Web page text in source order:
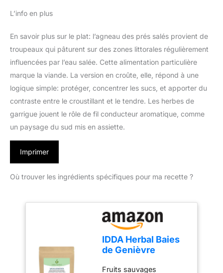
L’info en plus
En savoir plus sur le plat: l’agneau des prés salés provient de
troupeaux qui pâturent sur des zones littorales régulièrement
influencées par l’eau salée. Cette alimentation particulière
marque la viande. La version en croûte, elle, répond à une
logique simple: protéger, concentrer les sucs, et apporter du
contraste entre le croustillant et le tendre. Les herbes de
garrigue jouent le rôle de fil conducteur aromatique, comme
un paysage du sud mis en assiette.
Imprimer
Où trouver les ingrédients spécifiques pour ma recette ?
IDDA Herbal Baies
de Genièvre
Baies de Genièvre
Fruits sauvages